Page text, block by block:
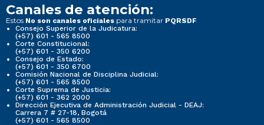
Canales de atención:
Estos No son canales oficiales para tramitar PQRSDF
Consejo Superior de la Judicatura:
(+57) 601 - 565 8500
Corte Constitucional:
(+57) 601 - 350 6200
Consejo de Estado:
(+57) 601 - 350 6700
Comisión Nacional de Disciplina Judicial:
(+57) 601 - 565 8500
Corte Suprema de Justicia:
(+57) 601 - 362 2000
Dirección Ejecutiva de Administración Judicial - DEAJ:
Carrera 7 # 27-18, Bogotá
(+57) 601 - 565 8500